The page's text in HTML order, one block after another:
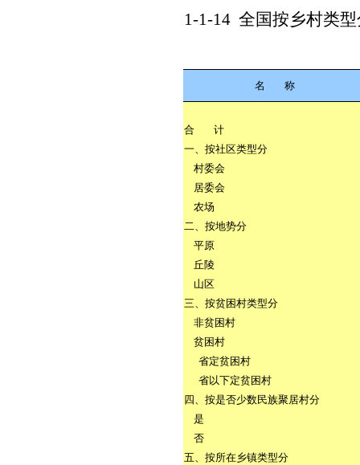
1-1-14 全国按乡村类
名 称
合
计
一、按社区类型分
村委会
居委会
农场
二、按地势分
平原
丘陵
山区
三、按贫困村类型分
非贫困村
贫困村
省定贫困村
省以下定贫困村
四、按是否少数民族聚居村分
是
否
五、按所在乡镇类型分